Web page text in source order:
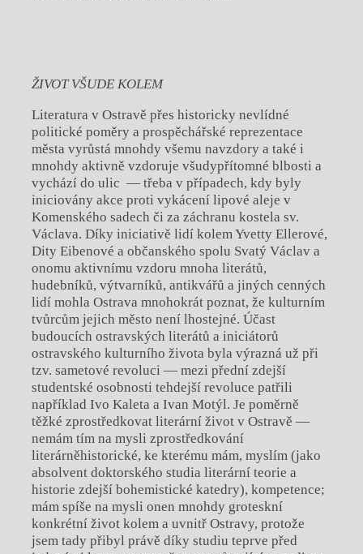
ŽIVOT VŠUDE KOLEM
Literatura v Ostravě přes historicky nevlídné
politické poměry a prospěchářské reprezentace
města vyrůstá mnohdy všemu navzdory a také i
mnohdy aktivně vzdoruje všudypřítomné blbosti a
vychází do ulic — třeba v případech, kdy byly
iniciovány akce proti vykácení lipové aleje v
Komenského sadech či za záchranu kostela sv.
Václava. Díky iniciativě lidí kolem Yvetty Ellerové,
Dity Eibenové a občanského spolu Svatý Václav a
onomu aktivnímu vzdoru mnoha literátů,
hudebníků, výtvarníků, antikvářů a jiných cenných
lidí mohla Ostrava mnohokrát poznat, že kulturním
tvůrcům jejich město není lhostejné. Účast
budoucích ostravských literátů a iniciátorů
ostravského kulturního života byla výrazná už při
tzv. sametové revoluci — mezi přední zdejší
studentské osobnosti tehdejší revoluce patřili
například Ivo Kaleta a Ivan Motýl. Je poměrně
těžké zprostředkovat literární život v Ostravě —
nemám tím na mysli zprostředkování
literárněhistorické, ke kterému mám, myslím (jako
absolvent doktorského studia literární teorie a
historie zdejší bohemistické katedry), kompetence;
mám spíše na mysli onen mnohdy groteskní
konkrétní život kolem a uvnitř Ostravy, protože
jsem tady přibyl právě díky studiu teprve před